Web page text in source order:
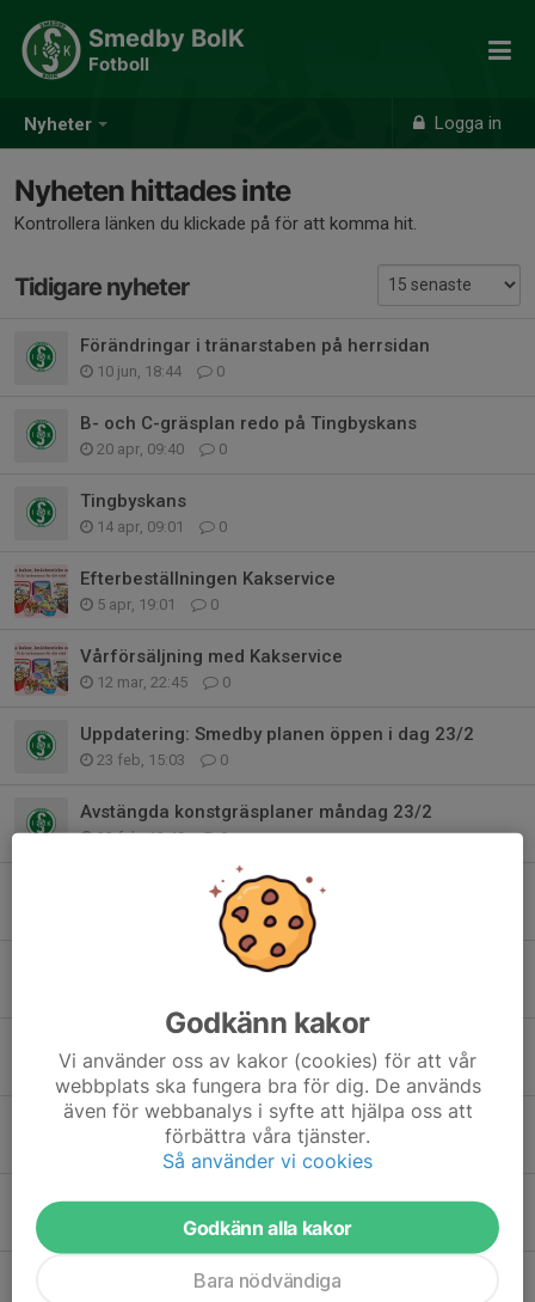
Nyheter Logga in
Smedby BoIK
Fotboll
Nyheten hittades inte
Kontrollera länken du klickade på för att komma hit.
Tidigare nyheter
Förändringar i tränarstaben på herrsidan
10 jun, 18:44 0
B- och C-gräsplan redo på Tingbyskans
20 apr, 09:40 0
Tingbyskans
14 apr, 09:01 0
Efterbeställningen Kakservice
5 apr, 19:01 0
Vårförsäljning med Kakservice
12 mar, 22:45 0
Uppdatering: Smedby planen öppen i dag 23/2
23 feb, 15:03 0
Avstängda konstgräsplaner måndag 23/2
23 feb, 13:49 0
Hos oss kan du använda Fritidskortet
0
Avstängda planer 6-8 februari
25 jan, 07:05 0
Inför lördagens träningar på konstgräsplanerna
23 jan, 16:28 0
Årsmöte 2026
20 jan, 10:29 0
Avstängda planer 13/1
Godkänn kakor
Vi använder oss av kakor (cookies) för att vår
webbplats ska fungera bra för dig. De används
även för webbanalys i syfte att hjälpa oss att
förbättra våra tjänster.
Så använder vi cookies
Godkänn alla kakor
Bara nödvändiga